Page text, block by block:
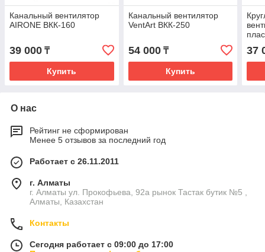
Канальный вентилятор
AIRONE ВКК-160
39 000 ₸
Купить
Канальный вентилятор
VentArt ВКК-250
54 000₸
Купить
37
О нас
Рейтинг не сформирован
Менее 5 отзывов за последний год
Работает с 26.11.2011
г. Алматы
г. Алматы ул. Прокофьева, 92а рынок Тастак бутик №5 ,
Алматы, Казахстан
Контакты
Сегодня работает с 09:00 до 17:00